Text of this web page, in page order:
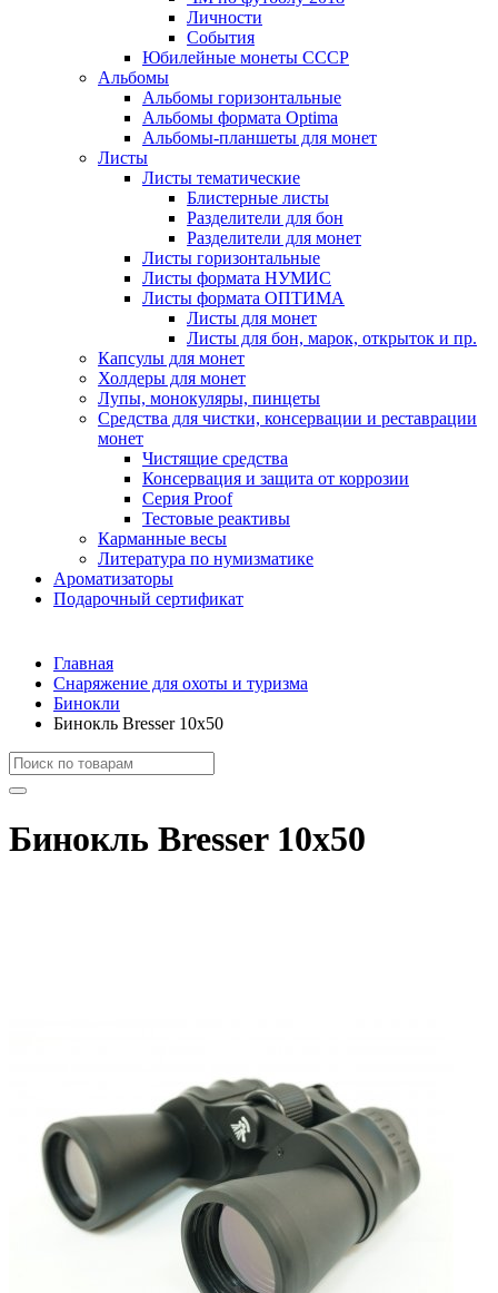
Личности
События
Юбилейные монеты СССР
Альбомы
Альбомы горизонтальные
Альбомы формата Optima
Альбомы-планшеты для монет
Листы
Листы тематические
Блистерные листы
Разделители для бон
Разделители для монет
Листы горизонтальные
Листы формата НУМИС
Листы формата ОПТИМА
Листы для монет
Листы для бон, марок, открыток и пр.
Капсулы для монет
Холдеры для монет
Лупы, монокуляры, пинцеты
Средства для чистки, консервации и реставрации
монет
Чистящие средства
Консервация и защита от коррозии
Серия Proof
Тестовые реактивы
Карманные весы
Литература по нумизматике
Ароматизаторы
Подарочный сертификат
Главная
Снаряжение для охоты и туризма
Бинокли
Бинокль Bresser 10х50
Бинокль Bresser 10х50